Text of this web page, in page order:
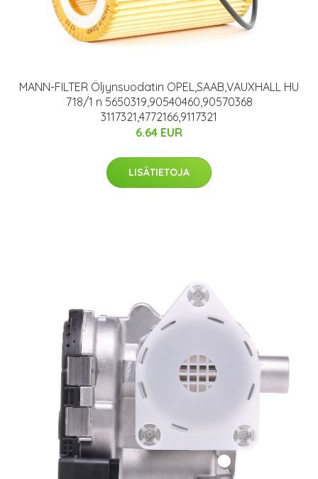
MANN-FILTER Öljynsuodatin OPEL,SAAB,VAUXHALL HU
718/1 n 5650319,90540460,90570368
3117321,4772166,9117321
6.64 EUR
LISÄTIETOJA